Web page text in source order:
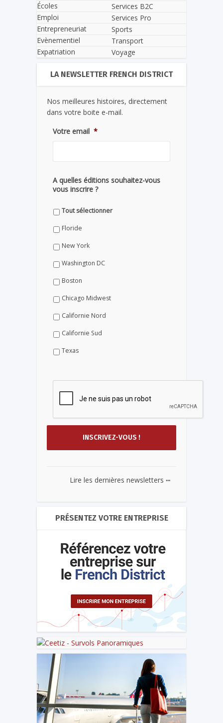
Écoles
Emploi
Entrepreneuriat
Evènementiel
Expatriation
Services B2C
Services Pro
Sports
Transport
Voyage
LA NEWSLETTER FRENCH DISTRICT
Nos meilleures histoires, directement
dans votre boite e-mail.
Votre email *
A quelles éditions souhaitez-vous
vous inscrire ?
Tout sélectionner
Floride
New York
Washington DC
Boston
Chicago Midwest
Californie Nord
Californie Sud
Texas
Lire les dernières newsletters ...
PRÉSENTEZ VOTRE ENTREPRISE